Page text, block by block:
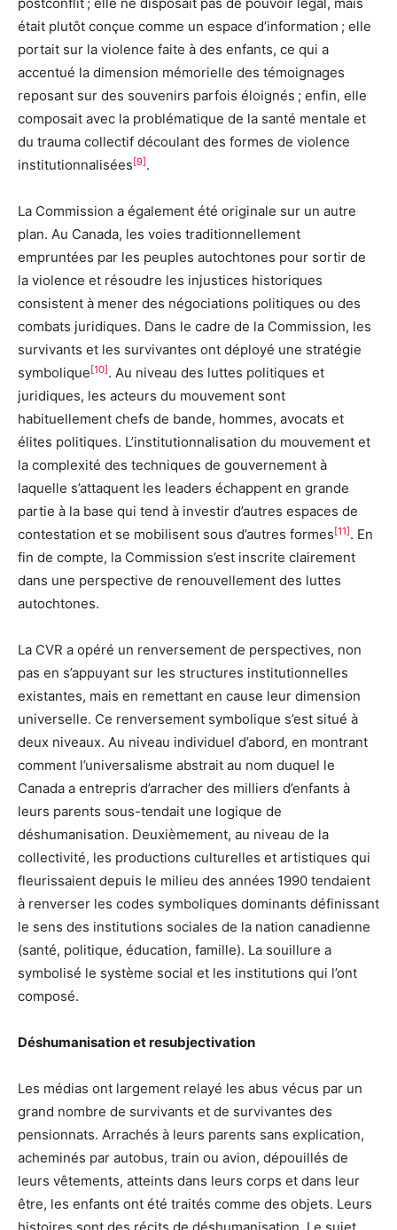
était plutôt conçue comme un espace d’information ; elle
portait sur la violence faite à des enfants, ce qui a
accentué la dimension mémorielle des témoignages
reposant sur des souvenirs parfois éloignés ; enfin, elle
composait avec la problématique de la santé mentale et
du trauma collectif découlant des formes de violence
institutionnalisées[9].
La Commission a également été originale sur un autre
plan. Au Canada, les voies traditionnellement
empruntées par les peuples autochtones pour sortir de
la violence et résoudre les injustices historiques
consistent à mener des négociations politiques ou des
combats juridiques. Dans le cadre de la Commission, les
survivants et les survivantes ont déployé une stratégie
symbolique[10]. Au niveau des luttes politiques et
juridiques, les acteurs du mouvement sont
habituellement chefs de bande, hommes, avocats et
élites politiques. L’institutionnalisation du mouvement et
la complexité des techniques de gouvernement à
laquelle s’attaquent les leaders échappent en grande
partie à la base qui tend à investir d’autres espaces de
contestation et se mobilisent sous d’autres formes[11]. En
fin de compte, la Commission s’est inscrite clairement
dans une perspective de renouvellement des luttes
autochtones.
La CVR a opéré un renversement de perspectives, non
pas en s’appuyant sur les structures institutionnelles
existantes, mais en remettant en cause leur dimension
universelle. Ce renversement symbolique s’est situé à
deux niveaux. Au niveau individuel d’abord, en montrant
comment l’universalisme abstrait au nom duquel le
Canada a entrepris d’arracher des milliers d’enfants à
leurs parents sous-tendait une logique de
déshumanisation. Deuxièmement, au niveau de la
collectivité, les productions culturelles et artistiques qui
fleurissaient depuis le milieu des années 1990 tendaient
à renverser les codes symboliques dominants définissant
le sens des institutions sociales de la nation canadienne
(santé, politique, éducation, famille). La souillure a
symbolisé le système social et les institutions qui l’ont
composé.
Déshumanisation et resubjectivation
Les médias ont largement relayé les abus vécus par un
grand nombre de survivants et de survivantes des
pensionnats. Arrachés à leurs parents sans explication,
acheminés par autobus, train ou avion, dépouillés de
leurs vêtements, atteints dans leurs corps et dans leur
être, les enfants ont été traités comme des objets. Leurs